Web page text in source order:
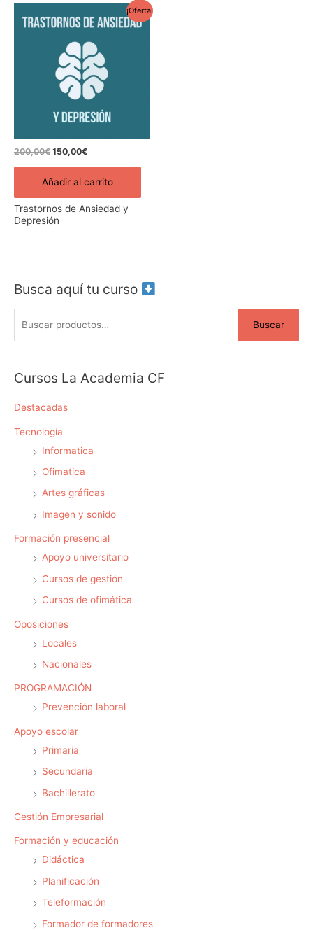
Busca aquí tu curso
B
u
c
r
r
Buscar
Cursos La Academia CF
Destacadas
Tecnología
Informatica
Ofimatica
Artes gráficas
Imagen y sonido
Formación presencial
Apoyo universitario
Cursos de gestión
Cursos de ofimática
Oposiciones
Locales
Nacionales
PROGRAMACIÓN
Prevención laboral
Apoyo escolar
Primaria
Secundaria
Bachillerato
Gestión Empresarial
Formación y educación
Didáctica
Planificación
Teleformación
Formador de formadores
¡Oferta!
200,00€
precio
original
200,00€.
150,00€
precio
actual
es:
150,00€.
Añadir al carrito
Trastornos de Ansiedad y
Depresión